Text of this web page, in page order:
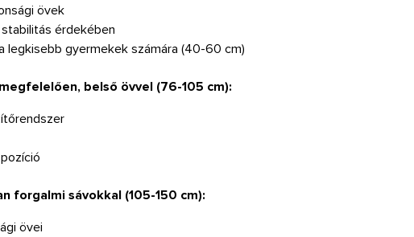
övek
stabilitás érdekében
legkisebb gyermekek számára (40-60 cm)
belső övvel (76-105 cm):
forgalmi sávokkal (105-150 cm):
övei